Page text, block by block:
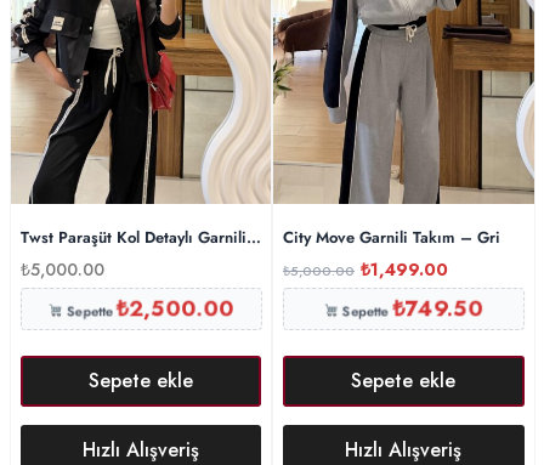
Twst Paraşüt Kol Detaylı Garnili İkili Takım- Siyah
₺5,000.00
Sepette₺2,500.00
Sepete ekle
Hızlı Alışveriş
City Move Garnili Takım – Gri
₺5,000.00 ₺1,499.00
Sepette₺749.50
Sepete ekle
Hızlı Alışveriş